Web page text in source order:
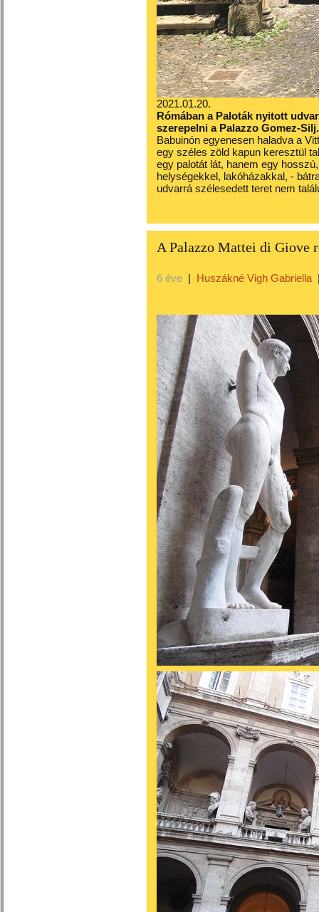
2021.01.20.
Rómában a Paloták nyitott
szerepelni a Palazzo Gomez-Silj.
Babuinón egyenesen haladva a
egy széles zöld kapun keresztül
egy palotát lát, hanem egy
helységekkel, lakóházakkal, -
udvarrá szélesedett teret nem
A Palazzo Mattei di Giove
6 éve | Huszákné Vigh Gabriella